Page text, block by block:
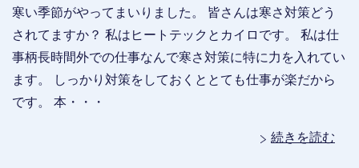
寒い季節がやってまいりました。 皆さんは寒さ対策どう
されてますか？ 私はヒートテックとカイロです。 私は仕
事柄長時間外での仕事なんで寒さ対策に特に力を入れてい
ます。 しっかり対策をしておくととても仕事が楽だから
です。 本・・・
続きを読む